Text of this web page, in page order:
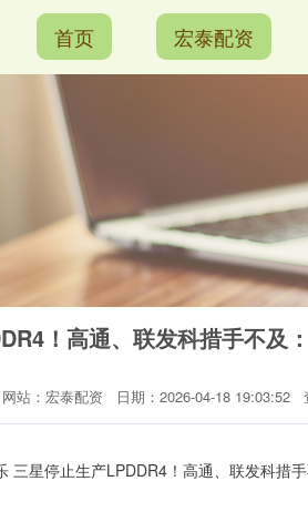
首页 宏泰配资
！高通、联发科措手不及
网站：宏泰配资 日期：2026-04-18 19:03:52